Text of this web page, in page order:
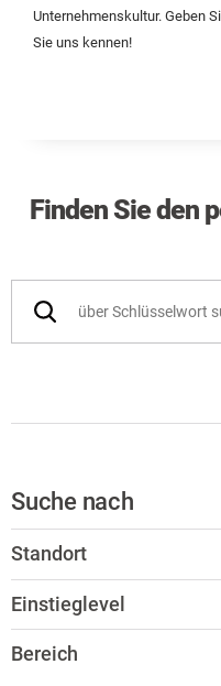
Unternehmenskultur. Geben
Sie uns kennen!
Finden Sie den
Suche nach
Standort
Einstieglevel
Bereich